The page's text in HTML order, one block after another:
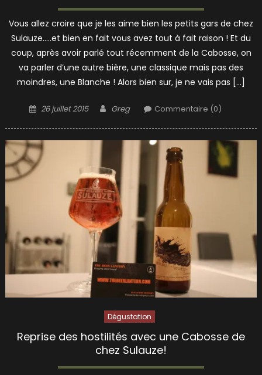
Vous allez croire que je les aime bien les petits gars de chez
Sulauze…..et bien en fait vous avez tout à fait raison ! Et du
coup, après avoir parlé tout récemment de la Cabosse, on
va parler d’une autre bière, une classique mais pas des
moindres, une Blanche ! Alors bien sur, je ne vais pas […]
Posted
26 juillet 2015 Author
Greg Commentaire (0)
Dégustation
Reprise des hostilités avec une Cabosse de
chez Sulauze!